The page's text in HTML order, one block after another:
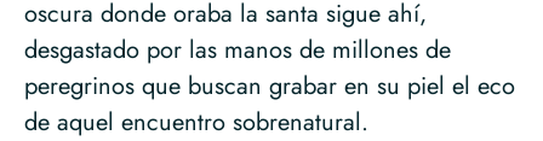
oscura donde oraba la santa sigue ahí,
desgastado por las manos de millones de
peregrinos que buscan grabar en su piel el eco
de aquel encuentro sobrenatural.